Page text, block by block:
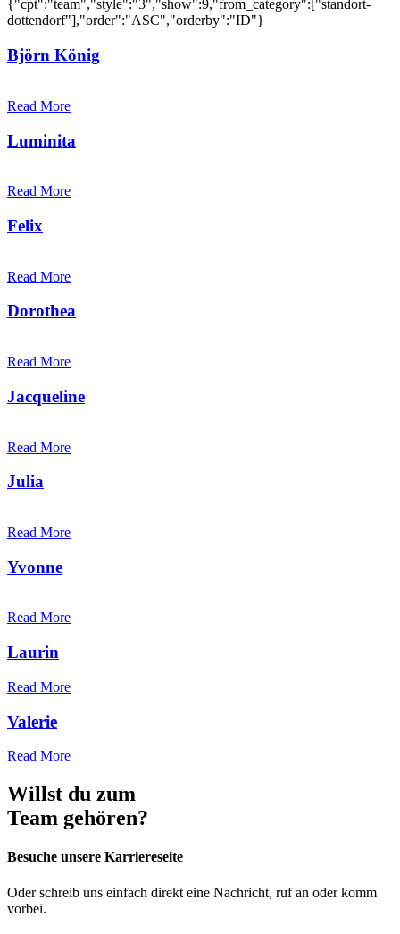
{"cpt":"team","style":"3","show":9,"from_category":["standort-
dottendorf"],"order":"ASC","orderby":"ID"}
Björn König
Read More
Luminita
Read More
Felix
Read More
Dorothea
Read More
Jacqueline
Read More
Julia
Read More
Yvonne
Read More
Laurin
Read More
Valerie
Read More
Willst du zum
Team gehören?
Besuche unsere Karriereseite
Oder schreib uns einfach direkt eine Nachricht, ruf an oder komm
vorbei.